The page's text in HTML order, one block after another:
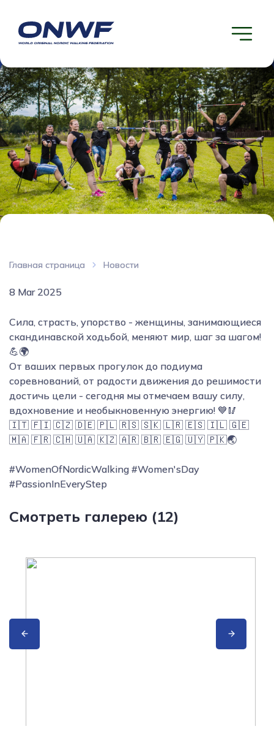
Главная страница Новости
8 Mar 2025
Сила, страсть, упорство - женщины, занимающиеся
скандинавской ходьбой, меняют мир, шаг за шагом!
💪🌍
От ваших первых прогулок до подиума
соревнований, от радости движения до решимости
достичь цели - сегодня мы отмечаем вашу силу,
вдохновение и необыкновенную энергию! 💙🥢
🇮🇹 🇫🇮 🇨🇿 🇩🇪 🇵🇱 🇷🇸 🇸🇰 🇱🇷 🇪🇸 🇮🇱 🇬🇪
🇲🇦 🇫🇷 🇨🇭 🇺🇦 🇰🇿 🇦🇷 🇧🇷 🇪🇬 🇺🇾 🇵🇰🌏
#WomenOfNordicWalking #Women'sDay
#PassionInEveryStep
Смотреть галерею (12)